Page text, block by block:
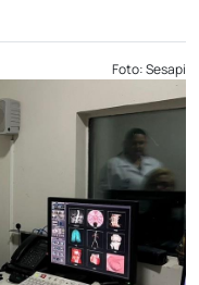
Foto: Sesapi